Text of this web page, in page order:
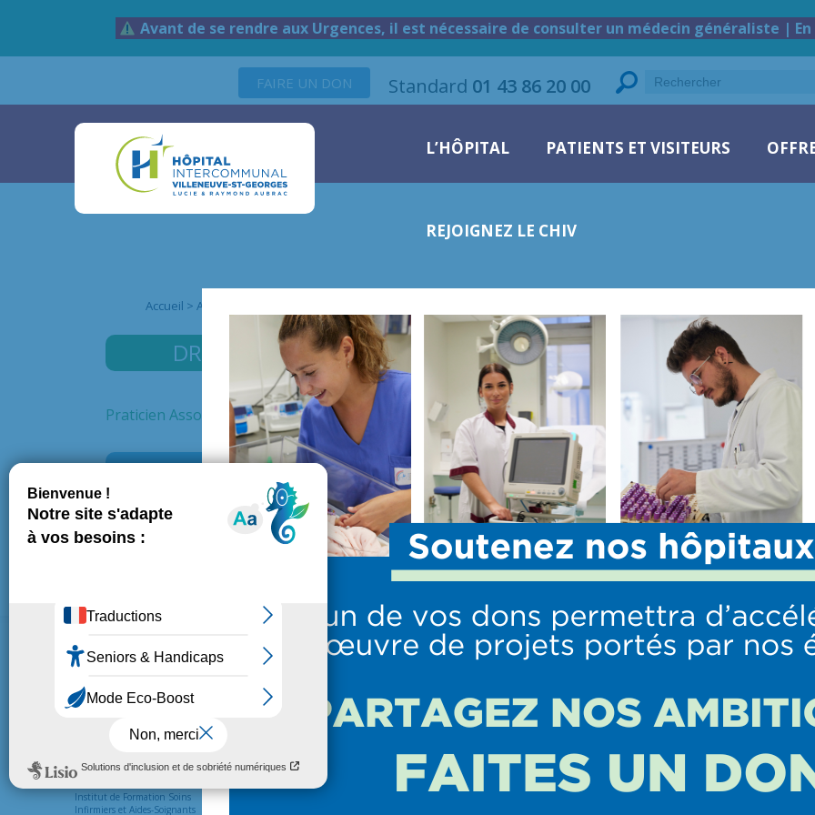
Avant de se rendre aux Urgences, il est nécessaire de consulter un médecin généraliste | En
Standard 01 43 86 20 00
FAIRE UN DON
L’HÔPITAL PATIENTS ET VISITEURS
REJOIGNEZ LE CHIV
Accueil > Annuaire des médecins
DR JEBALI RIHAB
Praticien Associé
Pneumologie
L’HÔPITAL
Présentation de l’hôpital
Institut de Formation Soins
Infirmiers et Aides-Soignants
PATIENTS ET VISITEURS
Venir en consultation
OFFRE DE SOINS
URGENCES Réanimation
anesthésie
PROFESSIONNELS
Nous rejoindre